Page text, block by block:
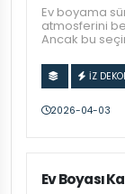
Ev boyama
atmosferini
Ancak bu
İZ
2026-04-03
Ev Boyası